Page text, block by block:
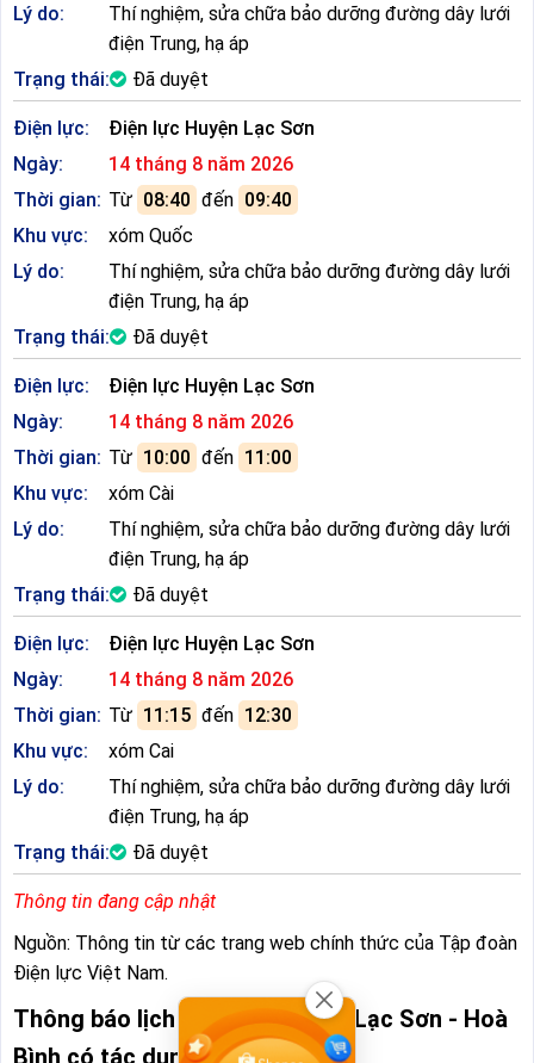
Lý do:
Thí nghiệm, sửa chữa bảo dưỡng đường dây lưới
điện Trung, hạ áp
Trạng thái:
Đã duyệt
Điện lực:
Điện lực Huyện Lạc Sơn
Ngày:
14 tháng 8 năm 2026
Thời gian: Từ 08:40 đến 09:40
Khu vực:
xóm Quốc
Lý do:
Thí nghiệm, sửa chữa bảo dưỡng đường dây lưới
điện Trung, hạ áp
Trạng thái:
Đã duyệt
Điện lực:
Điện lực Huyện Lạc Sơn
Ngày:
14 tháng 8 năm 2026
Thời gian: Từ 10:00 đến 11:00
Khu vực:
xóm Cài
Lý do:
Thí nghiệm, sửa chữa bảo dưỡng đường dây lưới
điện Trung, hạ áp
Trạng thái:
Đã duyệt
Điện lực:
Điện lực Huyện Lạc Sơn
Ngày:
14 tháng 8 năm 2026
Thời gian: Từ 11:15 đến 12:30
Khu vực:
xóm Cai
Lý do:
Thí nghiệm, sửa chữa bảo dưỡng đường dây lưới
điện Trung, hạ áp
Trạng thái:
Đã duyệt
Thông tin đang cập nhật
Nguồn: Thông tin từ các trang web chính thức của Tập đoàn
Điện lực Việt Nam.
Thông báo lịch cúp điện Huyện Lạc Sơn - Hoà